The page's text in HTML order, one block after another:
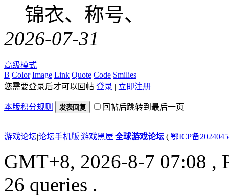
锦衣、称号、
2026-07-31
高级模式
B Color Image Link Quote Code Smilies
您需要登录后才可以回帖 登录 | 立即注册
本版积分规则 发表回复 回帖后跳转到最后一页
游戏论坛|论坛手机版|游戏黑屋|全球游戏论坛 ( 鄂ICP备
GMT+8, 2026-8-7 07:08 ,
26 queries .